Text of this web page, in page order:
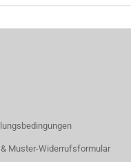
Muster-Widerrufsformular